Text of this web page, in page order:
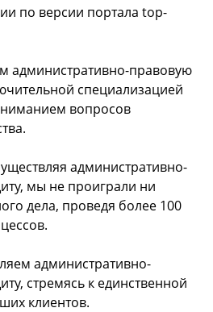
по версии портала top-
административно-правовую
специализацией
вопросов
административно-
мы не проиграли ни
дела, проведя более 100
административно-
стремясь к единственной
клиентов.